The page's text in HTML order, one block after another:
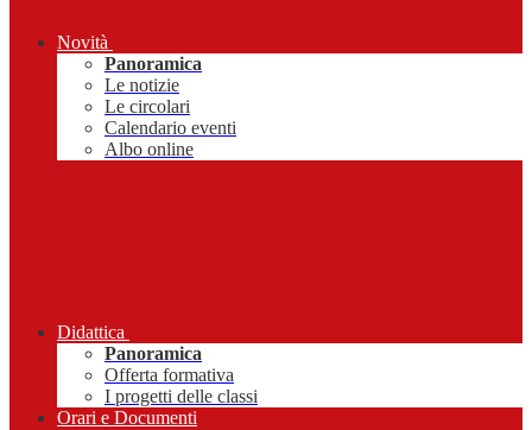
Novità
Panoramica
Le notizie
Le circolari
Calendario eventi
Albo online
Didattica
Panoramica
Offerta formativa
I progetti delle classi
Orari e Documenti